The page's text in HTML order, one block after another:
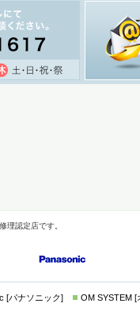
理認定店です。
[パナソニック] OM SYSTEM [